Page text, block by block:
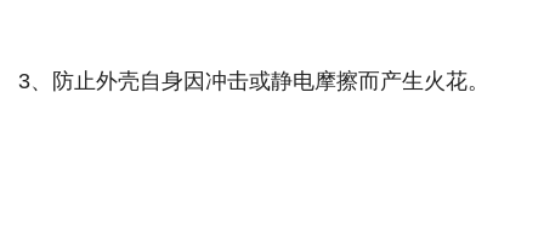
3、防止外壳自身因冲击或静电摩擦而产生火花。